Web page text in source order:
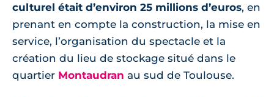
culturel était d’environ 25 millions d’euros, en
prenant en compte la construction, la mise en
service, l’organisation du spectacle et la
création du lieu de stockage situé dans le
quartier Montaudran au sud de Toulouse.